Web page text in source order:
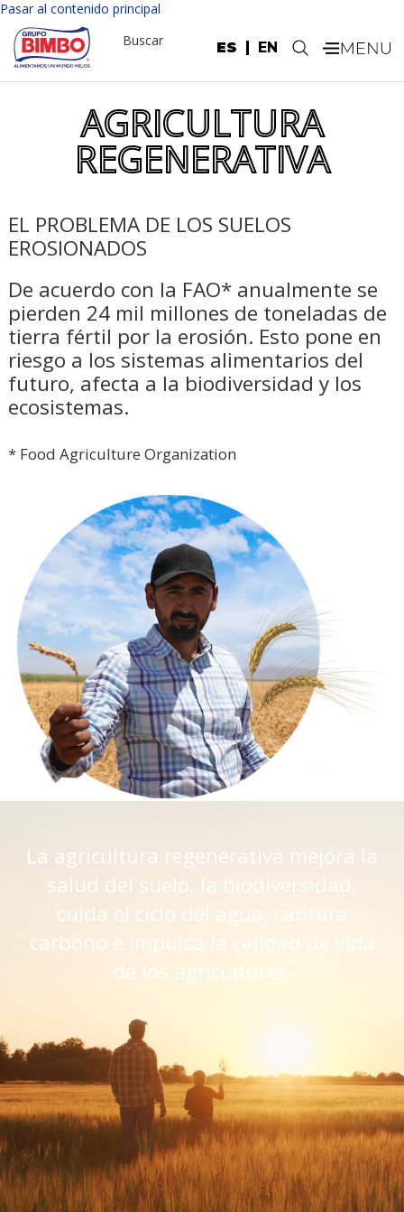
Pasar al contenido principal
ES EN
Buscar .
AGRICULTURA
REGENERATIVA
EL PROBLEMA DE LOS SUELOS
EROSIONADOS
De acuerdo con la FAO* anualmente se
pierden 24 mil millones de toneladas de
tierra fértil por la erosión. Esto pone en
riesgo a los sistemas alimentarios del
futuro, afecta a la biodiversidad y los
ecosistemas.
* Food Agriculture Organization
La agricultura regenerativa mejora la
salud del suelo, la biodiversidad,
cuida el ciclo del agua, captura
carbono e impulsa la calidad de vida
de los agricultores.